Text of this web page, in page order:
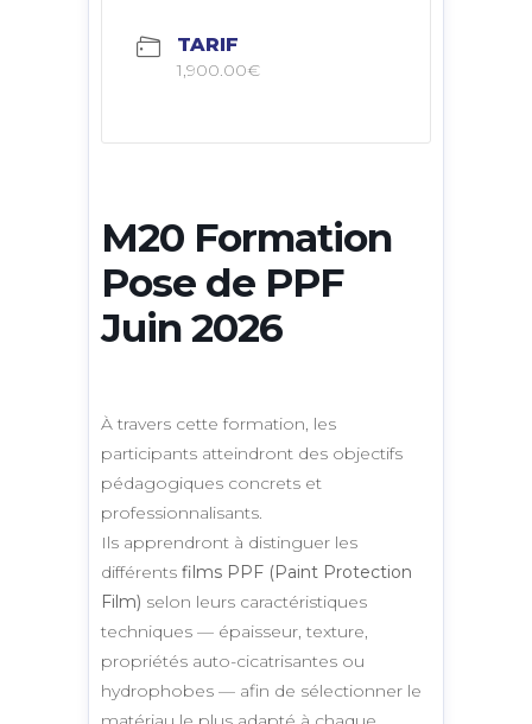
TARIF
1,900.00€
M20 Formation
Pose de PPF
Juin 2026
À travers cette formation, les
participants atteindront des objectifs
pédagogiques concrets et
professionnalisants.
Ils apprendront à distinguer les
différents films PPF (Paint Protection
Film) selon leurs caractéristiques
techniques — épaisseur, texture,
propriétés auto-cicatrisantes ou
hydrophobes — afin de sélectionner le